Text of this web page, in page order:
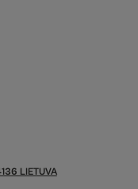
LIETUVA